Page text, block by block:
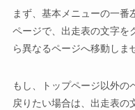
まず、基本メニューの一番
ページで、出走表の文字を
ら異なるページへ移動しま
もし、トップページ以外の
戻りたい場合は、出走表の